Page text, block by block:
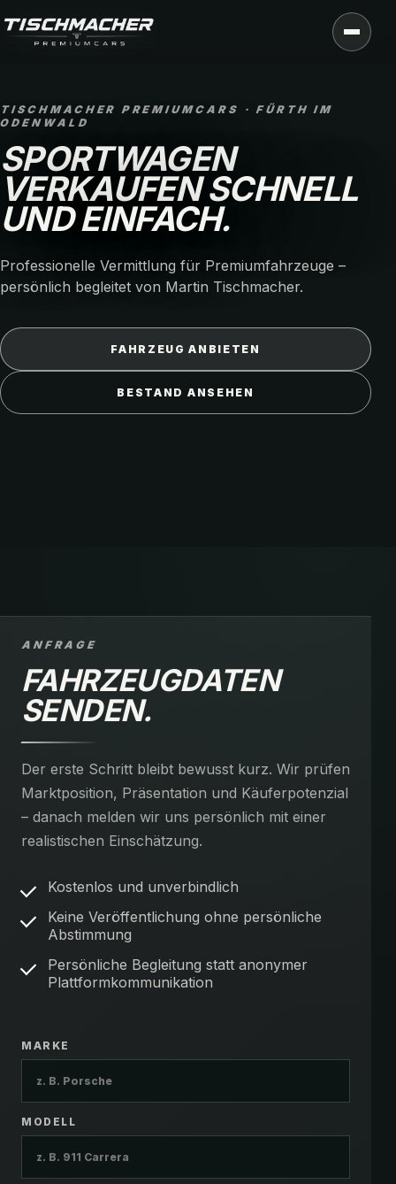
TISCHMACHER PREMIUMCARS · FÜRTH IM
SPORTWAGEN
VERKAUFEN SCHNELL
UND EINFACH.
Professionelle Vermittlung für Premiumfahrzeuge –
persönlich begleitet von Martin Tischmacher.
FAHRZEUG ANBIETEN
BESTAND ANSEHEN
ANFRAGE
FAHRZEUGDATEN
SENDEN.
Der erste Schritt bleibt bewusst kurz. Wir prüfen
Marktposition, Präsentation und Käuferpotenzial
– danach melden wir uns persönlich mit einer
realistischen Einschätzung.
Kostenlos und unverbindlich
Keine Veröffentlichung ohne persönliche
Abstimmung
Persönliche Begleitung statt anonymer
Plattformkommunikation
MARKE
MODELL